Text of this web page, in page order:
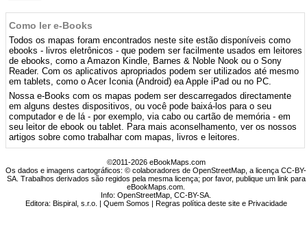
Como ler e-Books
Todos os mapas foram encontrados neste site estão disponíveis como
ebooks - livros eletrônicos - que podem ser facilmente usados ​​em leitores
de ebooks, como a Amazon Kindle, Barnes & Noble Nook ou o Sony
Reader. Com os aplicativos apropriados podem ser utilizados até mesmo
em tablets, como o Acer Iconia (Android) ea Apple iPad ou no PC.
Nossa e-Books com os mapas podem ser descarregados directamente
em alguns destes dispositivos, ou você pode baixá-los para o seu
computador e de lá - por exemplo, via cabo ou cartão de memória - em
seu leitor de ebook ou tablet. Para mais aconselhamento, ver os nossos
artigos sobre como trabalhar com mapas, livros e leitores.
©2011-2026 eBookMaps.com
Os dados e imagens cartográficos: © colaboradores de OpenStreetMap, a licença CC-BY-
SA. Trabalhos derivados são regidos pela mesma licença; por favor, publique um link para
eBookMaps.com.
Info:OpenStreetMap ,CC-BY-SA
Editora: Bispiral, s.r.o. | Quem Somos | Regras política deste site e Privacidade